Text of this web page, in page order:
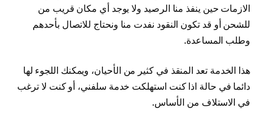
الازمات حين ينفذ منا الرصيد ولا يوجد أي مكان قريب من
للشحن أو قد تكون النقود نفدت منا ونحتاج للاتصال بأحدهم
وطلب المساعدة.
هذا الخدمة تعد المنقذ في كثير من الأحيان، ويمكنك اللجوء لها
دائما في حالة اذا كنت استهلكت خدمة سلفني، أو كنت لا ترغب
في الاستلاف من الأساس.